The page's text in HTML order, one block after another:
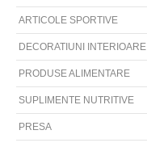
ARTICOLE SPORTIVE
DECORATIUNI INTERIOARE
PRODUSE ALIMENTARE
SUPLIMENTE NUTRITIVE
PRESA